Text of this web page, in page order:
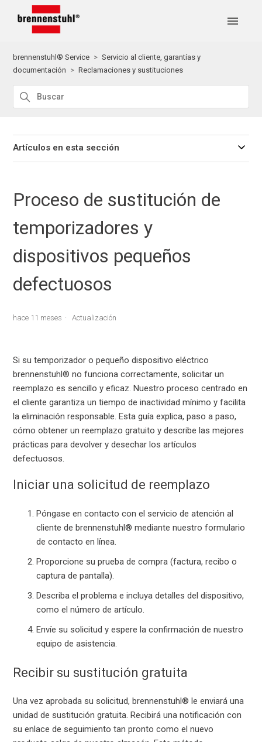
brennenstuhl® Service
Servicio al cliente, garantías y
documentación
Reclamaciones y sustituciones
Artículos en esta sección
Proceso de sustitución de
temporizadores y
dispositivos pequeños
defectuosos
hace 11 meses Actualización
Si su temporizador o pequeño dispositivo eléctrico
brennenstuhl® no funciona correctamente, solicitar un
reemplazo es sencillo y eficaz. Nuestro proceso centrado en
el cliente garantiza un tiempo de inactividad mínimo y facilita
la eliminación responsable. Esta guía explica, paso a paso,
cómo obtener un reemplazo gratuito y describe las mejores
prácticas para devolver y desechar los artículos
defectuosos.
Iniciar una solicitud de reemplazo
Póngase en contacto con el servicio de atención al
cliente de brennenstuhl® mediante nuestro formulario
de contacto en línea.
Proporcione su prueba de compra (factura, recibo o
captura de pantalla).
Describa el problema e incluya detalles del dispositivo,
como el número de artículo.
Envíe su solicitud y espere la confirmación de nuestro
equipo de asistencia.
Recibir su sustitución gratuita
Una vez aprobada su solicitud, brennenstuhl® le enviará una
unidad de sustitución gratuita. Recibirá una notificación con
su enlace de seguimiento tan pronto como el nuevo